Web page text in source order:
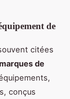
de
citées
marques de
conçus